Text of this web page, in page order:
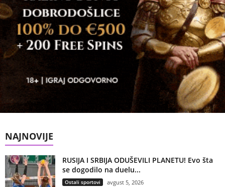
NAJNOVIJE
RUSIJA I SRBIJA ODUŠEVILI PLANETU! Evo šta
se dogodilo na duelu...
Ostali sportovi avgust 5, 2026